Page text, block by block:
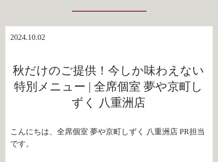
2024.10.02
秋だけのご提供！今しか味わえない
特別メニュー | 全席個室 夢や京町し
ずく 八重洲店
こんにちは、全席個室 夢や京町しずく 八重洲店 PR担当
です。